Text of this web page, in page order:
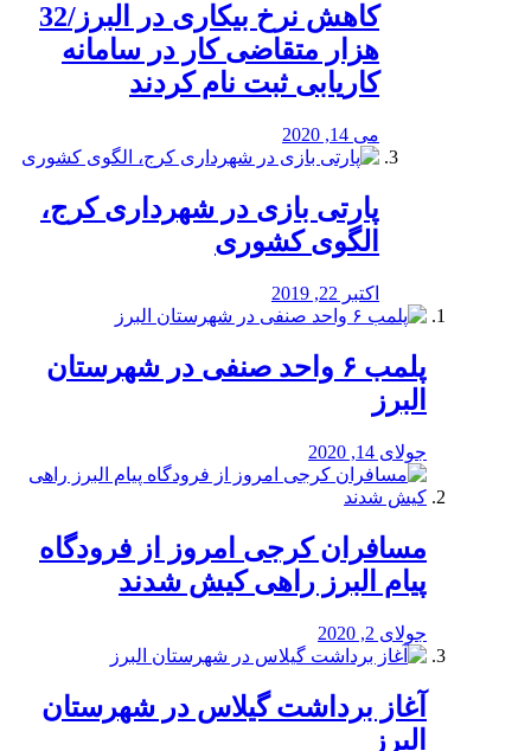
کاهش نرخ بیکاری در البرز/32
هزار متقاضی کار در سامانه
کاریابی ثبت نام کردند
می 14, 2020
پارتی بازی در شهرداری کرج،
الگوی کشوری
اکتبر 22, 2019
پلمب ۶ واحد صنفی در شهرستان
البرز
جولای 14, 2020
مسافران کرجی امروز از فرودگاه
پیام البرز راهی کیش شدند
جولای 2, 2020
آغاز برداشت گیلاس در شهرستان
البرز